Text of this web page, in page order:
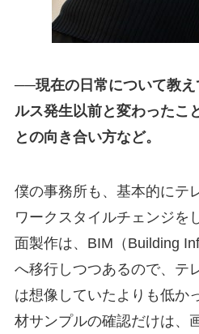
──現在の日常について教え
ルス発生以前と変わったこ
との向き合い方など。
僕の事務所も、基本的にテ
ワークスタイルチェンジを
面製作は、BIM（Building
へ移行しつつあるので、テ
は想像していたよりも低か
材サンプルの確認だけは、